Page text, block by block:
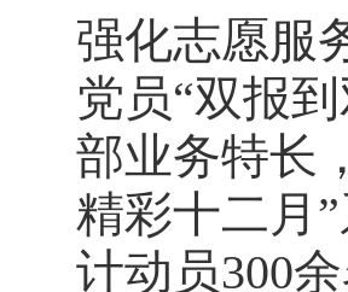
强化志愿服
党员“双报
部业务特长
精彩十二月
计动员300